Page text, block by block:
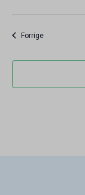
ForrigeBegivenheder